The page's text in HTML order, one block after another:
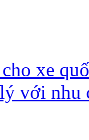
xe
với nhu